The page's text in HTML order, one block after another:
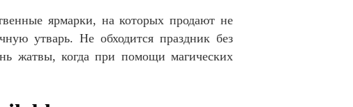
ярмарки, на которых продают не
утварь. Не обходится праздник без
жатвы, когда при помощи магических